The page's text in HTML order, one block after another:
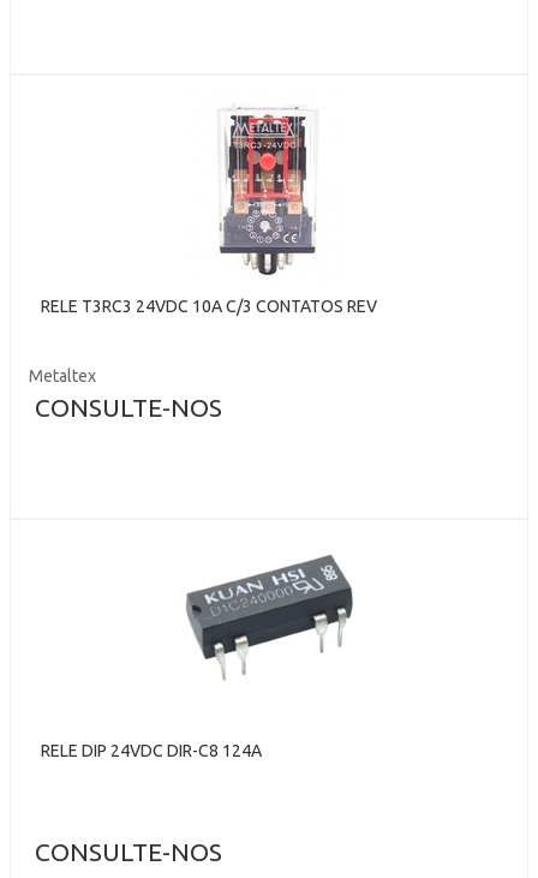
RELE T3RC3 24VDC 10A C/3 CONTATOS REV
Metaltex
CONSULTE-NOS
RELE DIP 24VDC DIR-C8 124A
CONSULTE-NOS